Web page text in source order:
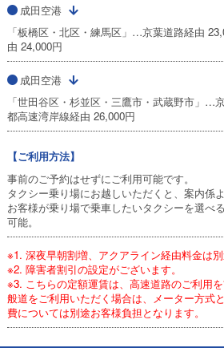
成田空港
「板橋区・北区・練馬区」…京葉道路経由
由 24,000円
成田空港
「世田谷区・杉並区・三鷹市・武蔵野市」
都高速湾岸線経由 26,000円
【ご利用方法】
事前のご予約はせずにご利用可能です。
タクシー乗り場にお越しいただくと、案内係
お客様が乗り場で乗車したいタクシーを選べ
可能。
※1. 深夜早朝割増、アクアライン経由料金は別
※2. 障害者割引の設定がございます。
※3. こちらの定額運賃は、高速道路のご利用
般道をご利用いただく場合は、メーター方式
費については別途お客様負担となります。